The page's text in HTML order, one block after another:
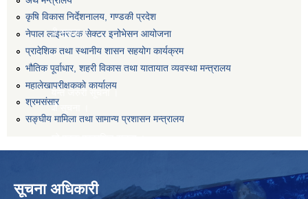
सूचना ।
अत्यन्त जरुरी सूचना ।
सूचना ।
कृषि विकास निर्देशनालय, गण्डकी प्रदेश
नेपाल लाइभस्टक सेक्टर इनोभेसन आयोजना
प्रादेशिक तथा स्थानीय शासन सहयोग कार्यक्रम
भौतिक पूर्वाधार, शहरी विकास तथा यातायात व्यवस्था मन्त्रालय
महालेखापरीक्षकको कार्यालय
श्रमसंसार
सङ्घीय मामिला तथा सामान्य प्रशासन मन्त्रालय
सूचना अधिकारी